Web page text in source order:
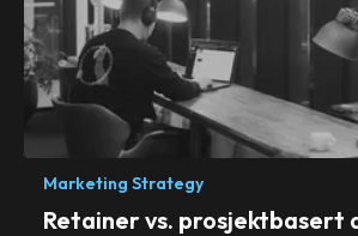
Marketing Strategy
Retainer vs. prosjektbasert